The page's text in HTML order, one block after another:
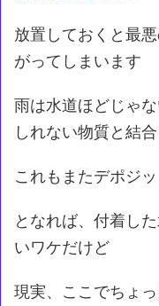
放置しておくと最
がってしまいます
雨は水道ほどじゃ
しれない物質と結
これもまたデポジ
となれば、付着し
いワケだけど
現実、ここでちょ